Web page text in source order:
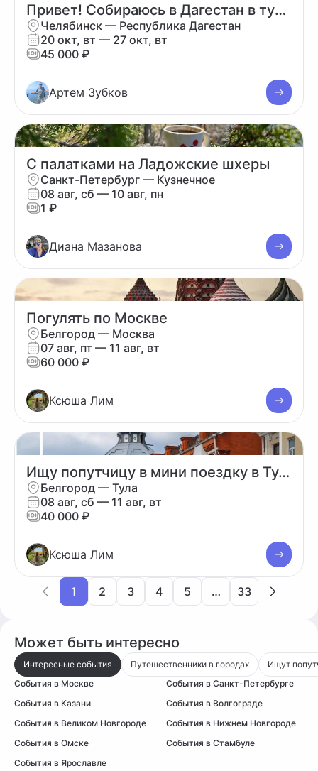
Привет! Собираюсь в Дагестан в тур на 5 дней+\-
Челябинск — Республика Дагестан
20 окт, вт — 27 окт, вт
45 000 ₽
Артем Зубков
С палатками на Ладожские шхеры
Санкт-Петербург — Кузнечное
08 авг, сб — 10 авг, пн
1 ₽
Диана Мазанова
Погулять по Москве
Белгород — Москва
07 авг, пт — 11 авг, вт
60 000 ₽
Ксюша Лим
Ищу попутчицу в мини поездку в Тулу;дата примерная до конца августа в любой день
Белгород — Тула
08 авг, сб — 11 авг, вт
40 000 ₽
Ксюша Лим
1 2 3 4 5 … 33
Может быть интересно
Интересные события Путешественники в городах
Ищут
События в Москве
События в Санкт-Петербурге
События в Казани
События в Волгограде
События в Великом Новгороде
События в Нижнем Новгороде
События в Омске
События в Стамбуле
События в Ярославле